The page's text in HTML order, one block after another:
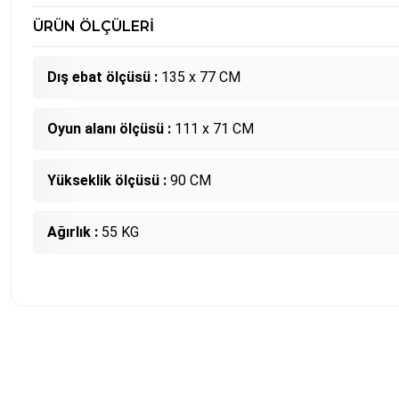
ÜRÜN ÖLÇÜLERİ
Dış ebat ölçüsü : 135 x 77 CM
Oyun alanı ölçüsü : 111 x 71 CM
Yükseklik ölçüsü : 90 CM
Ağırlık : 55 KG